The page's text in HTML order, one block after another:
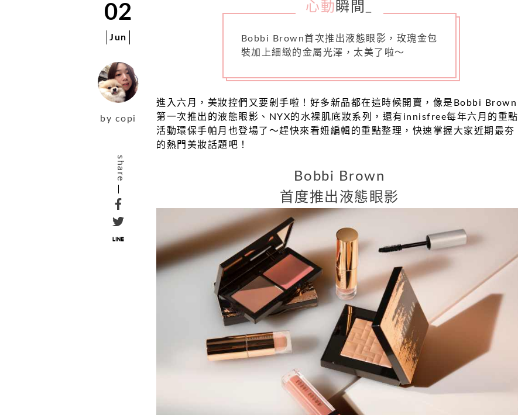
02
Jun
by copi
share
心動 瞬間
Bobbi Brown首次推出液態眼影，玫瑰金包
裝加上細緻的金屬光澤，太美了啦～
進入六月，美妝控們又要剁手啦！好多新品都在這時候開賣，像是Bobbi Brown
第一次推出的液態眼影、NYX的水裸肌底妝系列，還有innisfree每年六月的重點
活動環保手帕月也登場了～趕快來看妞編輯的重點整理，快速掌握大家近期最夯
的熱門美妝話題吧！
Bobbi Brown
首度推出液態眼影